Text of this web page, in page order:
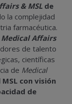
& MSLde
la complejidad
farmacéutica.
Medical Affairs
de talento
científicas
de Medical
con visión
de